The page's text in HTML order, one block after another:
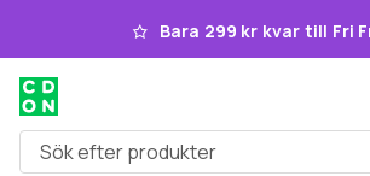
Hoppa till huvudinnehållet
Bara 299 kr kvar till Fri
Sök efter produkter